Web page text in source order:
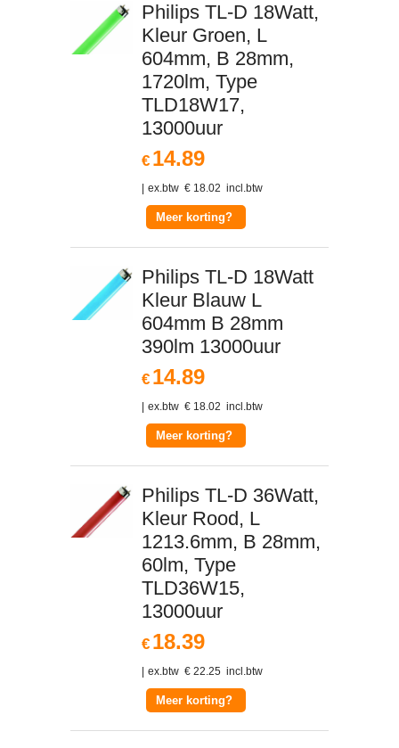
Philips TL-D 18Watt,
Kleur Groen, L
604mm, B 28mm,
1720lm, Type
TLD18W17,
13000uur
€ 14.89
ex.btw € 18.02 incl.btw
Meer korting?
Philips TL-D 18Watt
Kleur Blauw L
604mm B 28mm
390lm 13000uur
€ 14.89
ex.btw € 18.02 incl.btw
Meer korting?
Philips TL-D 36Watt,
Kleur Rood, L
1213.6mm, B 28mm,
60lm, Type
TLD36W15,
13000uur
€ 18.39
ex.btw € 22.25 incl.btw
Meer korting?